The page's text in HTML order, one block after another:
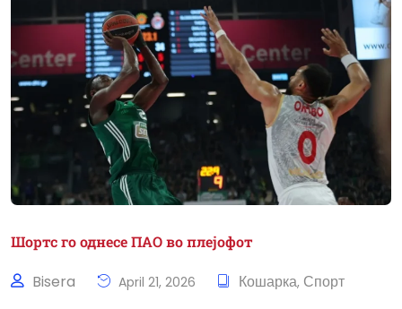
Шортс го однесе ПАО во плејофот
Bisera April 21, 2026 Кошарка, Спорт